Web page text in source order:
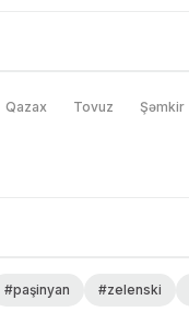
Qazax Tovuz Şəmkir
#paşinyan #zelenski